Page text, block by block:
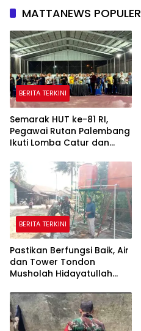
MATTANEWS POPULER
BERITA TERKINI
Semarak HUT ke-81 RI,
Pegawai Rutan Palembang
Ikuti Lomba Catur dan
BERITA TERKINI
Pastikan Berfungsi Baik, Air
dan Tower Tondon
Musholah Hidayatullah